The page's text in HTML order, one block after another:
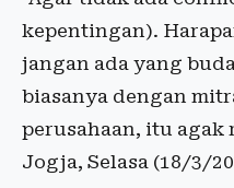
kepentingan).
jangan ada yang
biasanya dengan
perusahaan, itu agak
Jogja, Selasa (18/3/